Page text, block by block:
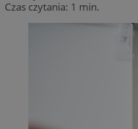
Czas czytania: 1 min.